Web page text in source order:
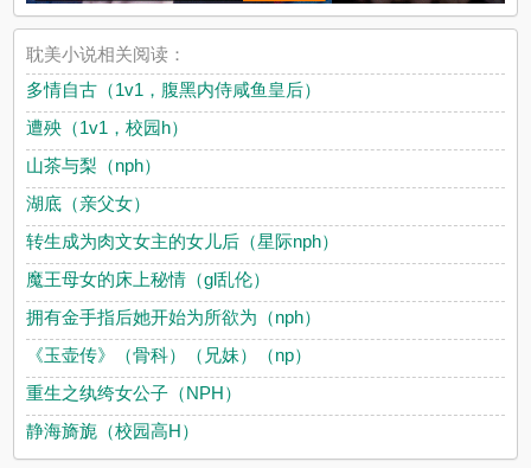
耽美小说相关阅读：
多情自古（1v1，腹黑内侍咸鱼皇后）
遭殃（1v1，校园h）
山茶与梨（nph）
湖底（亲父女）
转生成为肉文女主的女儿后（星际nph）
魔王母女的床上秘情（gl乱伦）
拥有金手指后她开始为所欲为（nph）
《玉壶传》（骨科）（兄妹）（np）
重生之纨绔女公子（NPH）
静海旖旎（校园高H）